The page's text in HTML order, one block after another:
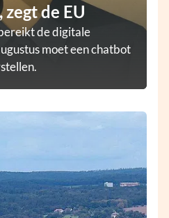
de EU
de digitale
moet een chatbot